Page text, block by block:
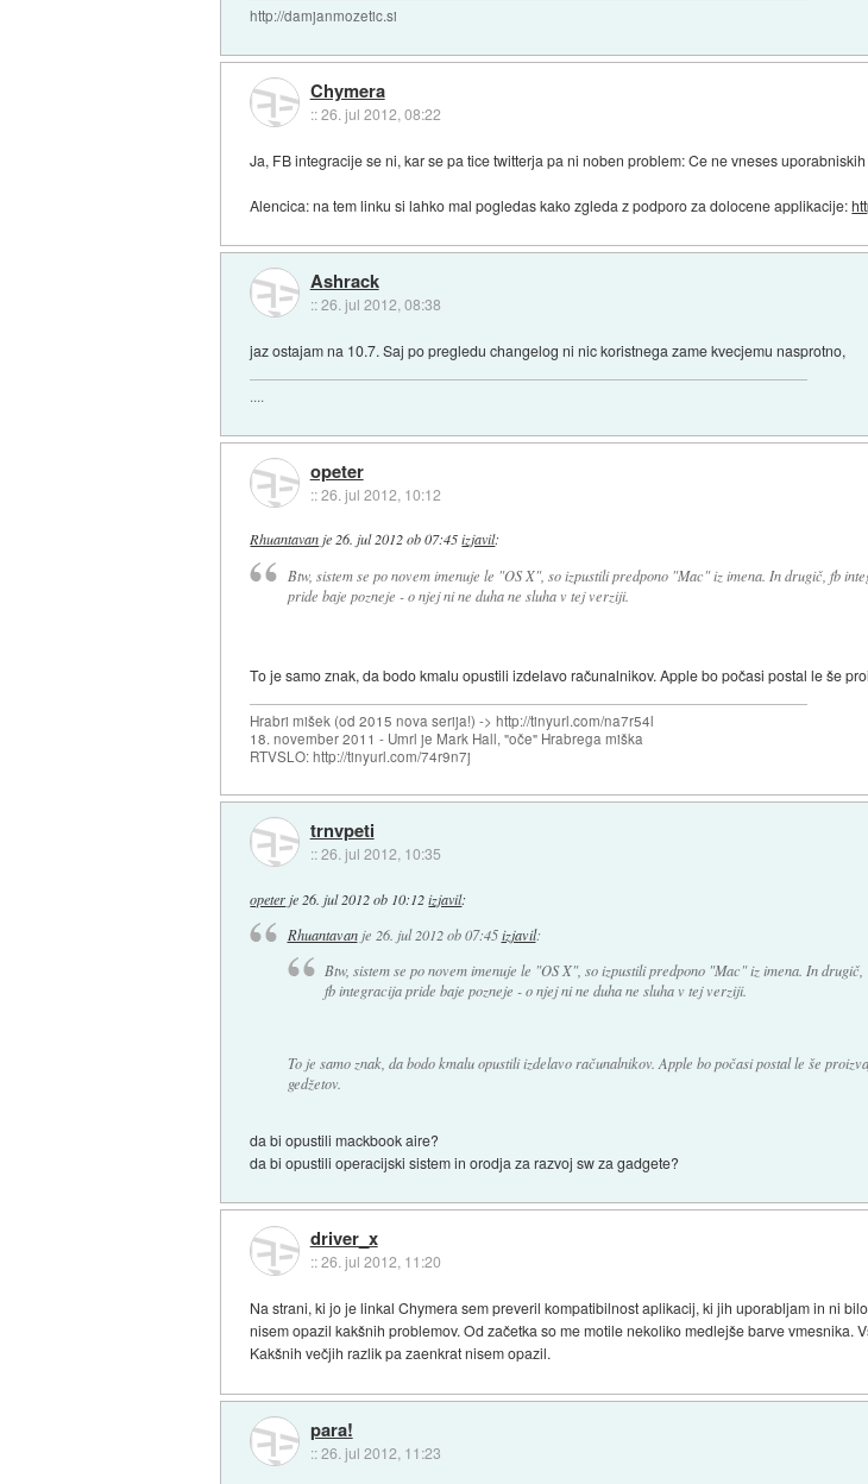
http://damjanmozetic.si
Chymera
::26. jul 2012, 08:22
Ja, FB integracije se ni, kar se pa tice twitterja pa ni noben problem: Ce ne vneses
Alencica: na tem linku si lahko mal pogledas kako zgleda z podporo za dolocene applikacije:
Ashrack
::26. jul 2012, 08:38
jaz ostajam na 10.7. Saj po pregledu changelog ni nic koristnega zame kvecjemu nasprotno,
....
opeter
::26. jul 2012, 10:12
Rhuantavanje26. jul 2012 ob 07:45 izjavil:
Btw, sistem se po novem imenuje le "OS X", so izpustili predpono "Mac" iz imena. In drugič, fb
pride baje pozneje - o njej ni ne duha ne sluha v tej verziji.
To je samo znak, da bodo kmalu opustili izdelavo računalnikov. Apple bo počasi postal le še
Hrabri mišek (od 2015 nova serija!) -> http://tinyurl.com/na7r54l
18. november 2011 - Umrl je Mark Hall, "oče" Hrabrega miška
RTVSLO: http://tinyurl.com/74r9n7j
trnvpeti
::26. jul 2012, 10:35
opeter je 26. jul 2012 ob 10:12 izjavil:
Rhuantavanje 26. jul 2012 ob 07:45 izjavil:
Btw, sistem se po novem imenuje le "OS X", so izpustili predpono "Mac" iz imena. In drugič,
fb integracija pride baje pozneje - o njej ni ne duha ne sluha v tej verziji.
To je samo znak, da bodo kmalu opustili izdelavo računalnikov. Apple bo počasi postal le še
gedžetov.
da bi opustili mackbook aire?
da bi opustili operacijski sistem in orodja za razvoj sw za gadgete?
driver_x
::26. jul 2012, 11:20
Na strani, ki jo je linkal Chymera sem preveril kompatibilnost aplikacij, ki jih uporabljam in ni
nisem opazil kakšnih problemov. Od začetka so me motile nekoliko medlejše barve vmesnika.
Kakšnih večjih razlik pa zaenkrat nisem opazil.
para!
::26. jul 2012, 11:23